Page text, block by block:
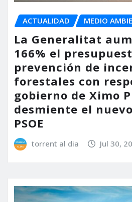
ACTUALIDAD MEDIO
La Generalitat
166% el
prevención de
forestales con
gobierno de Ximo
desmiente el
PSOE
torrent al dia Jul 30,